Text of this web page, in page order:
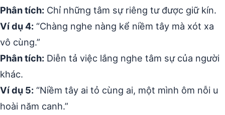
Phân tích: Chỉ những tâm sự riêng tư được giữ kín.
Ví dụ 4: “Chàng nghe nàng kể niềm tây mà xót xa
vô cùng.”
Phân tích: Diễn tả việc lắng nghe tâm sự của người
khác.
Ví dụ 5: “Niềm tây ai tỏ cùng ai, một mình ôm nỗi u
hoài năm canh.”